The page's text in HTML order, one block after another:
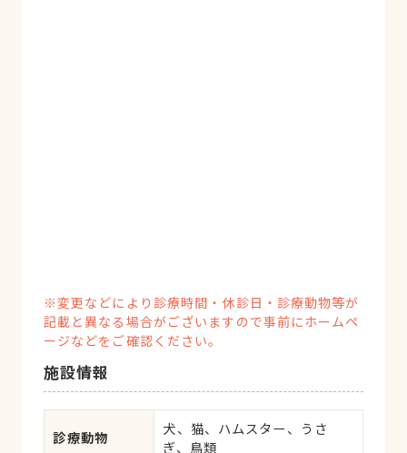
※変更などにより診療時間・休診日・診療動物等が
記載と異なる場合がございますので事前にホームペ
ージなどをご確認ください。
施設情報
診療動物
犬、猫、ハムスター、うさ
ぎ、鳥類